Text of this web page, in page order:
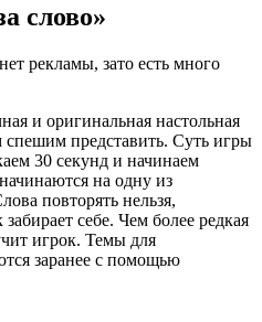
слово»
нет рекламы, зато есть много
и оригинальная настольная
представить. Суть игры
30 секунд и начинаем
на одну из
повторять нельзя,
себе. Чем более редкая
игрок. Темы для
заранее с помощью